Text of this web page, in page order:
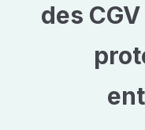
des CGV